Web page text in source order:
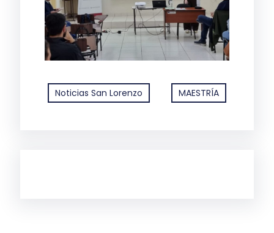
Noticias San Lorenzo MAESTRÍA